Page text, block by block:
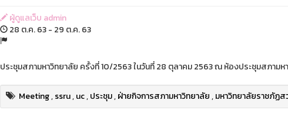
ผู้ดูแลเว็บ admin
28 ต.ค. 63 - 29 ต.ค. 63
ประชุมสภามหาวิทยาลัย ครั้งที่ 10/2563 ในวันที่ 28 ตุลาคม 2563 ณ ห้องประชุมสภามห
Meeting,ssru,uc,ประชุม,ฝ่ายกิจการสภามหาวิทยาลัย,มหาวิทยาลัยราชภัฏส